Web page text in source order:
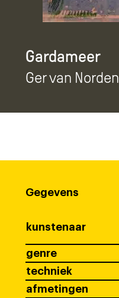
Gardameer
Ger van Norden
Gegevens
kunstenaar
genre
techniek
afmetingen